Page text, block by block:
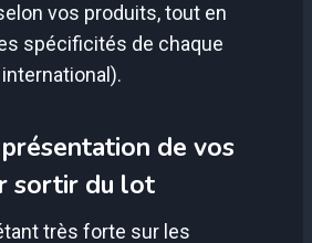
vos produits, tout en
spécificités de chaque
de vos
sortir du lot
très forte sur les